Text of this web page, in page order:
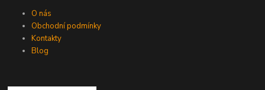
O nás
Obchodní podmínky
Kontakty
Blog